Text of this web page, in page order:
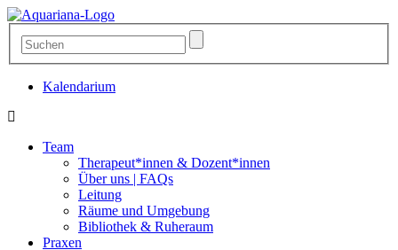
Kalendarium
Team
Therapeut*innen & Dozent*innen
Über uns | FAQs
Leitung
Räume und Umgebung
Bibliothek & Ruheraum
Praxen